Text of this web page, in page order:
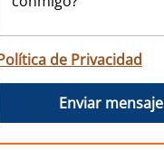
de Privacidad
Enviar mensaje